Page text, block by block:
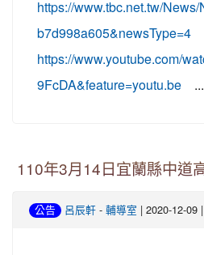
https://www.tbc.net.tw/News/
b7d998a605&newsType=4
https://www.youtube.com/
9FcDA&feature=youtu.be
...
110年3月14日宜蘭縣中道
公告 呂辰軒 - 輔導室 | 2020-12-09